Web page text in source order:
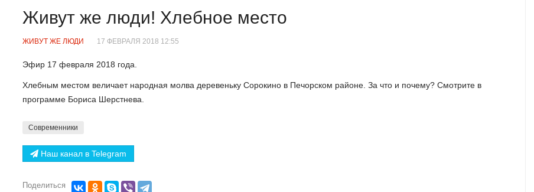
Живут же люди! Хлебное место
ЖИВУТ ЖЕ ЛЮДИ 17 ФЕВРАЛЯ 2018 12:55
Эфир 17 февраля 2018 года.
Хлебным местом величает народная молва деревеньку Сорокино в Печорском районе. За что и почему? Смотрите в
программе Бориса Шерстнева.
Современники
Наш канал в Telegram
Поделиться